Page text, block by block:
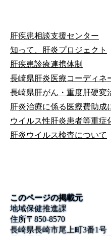
肝疾患相談支援センター
知って、肝炎プロジェクト
肝疾患診療連携体制
長崎県肝炎医療コーディネ
長崎県肝がん・重度肝硬変
肝炎治療に係る医療費助成
ウイルス性肝炎患者等重症
肝炎ウイルス検査について
このページの掲載元
地域保健推進課
住所〒850-8570
長崎県長崎市尾上町3番1号